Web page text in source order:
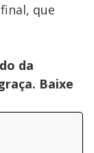
que
da
Baixe